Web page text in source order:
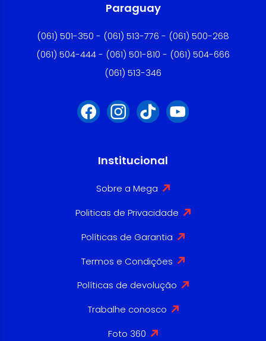
Paraguay
(061) 501-350 - (061) 513-776 - (061) 500-268
(061) 504-444 - (061) 501-810 - (061) 504-666
(061) 513-346
Institucional
Sobre a Mega
Politicas de Privacidade
Políticas de Garantia
Termos e Condições
Políticas de devolução
Trabalhe conosco
Foto 360